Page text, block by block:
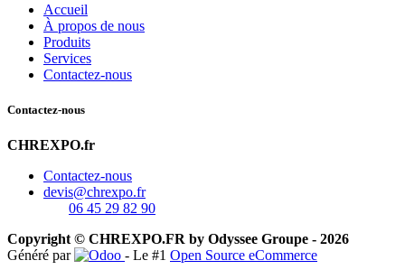
Accueil
À propos de nous
Produits
Services
Contactez-nous
Contactez-nous
CHREXPO.fr
Contactez-nous
devis@chrexpo.fr
06 45 29 82 90
Copyright © CHREXPO.FR by Odyssee Groupe - 2026
Généré par
- Le #1 Open Source eCommerce